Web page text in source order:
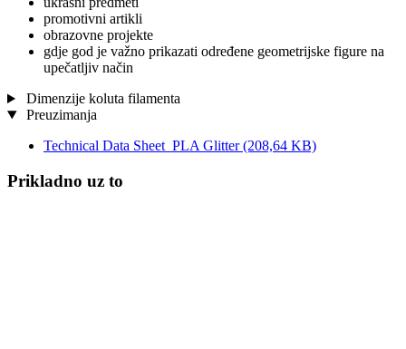
promotivni artikli
obrazovne projekte
gdje god je važno prikazati određene geometrijske figure na
upečatljiv način
Dimenzije koluta filamenta
Preuzimanja
Technical Data Sheet_PLA Glitter(208,64 KB)
Prikladno uz to